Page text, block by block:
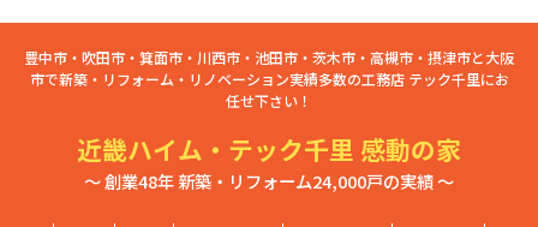
豊中市・吹田市・箕面市・川西市・池田市・茨木市・高槻市・摂津市と大阪
市で新築・リフォーム・リノベーション実績多数の工務店 テック千里にお
任せ下さい！
近畿ハイム・テック千里 感動の家
～ 創業48年 新築・リフォーム24,000戸の実績 ～